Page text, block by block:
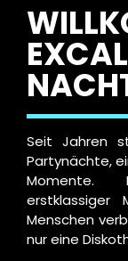
Seit Jahren
Partynächte,
Momente.
erstklassiger
Menschen
nur eine